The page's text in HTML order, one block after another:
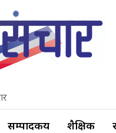
सम्पादकीय शैक्षिक